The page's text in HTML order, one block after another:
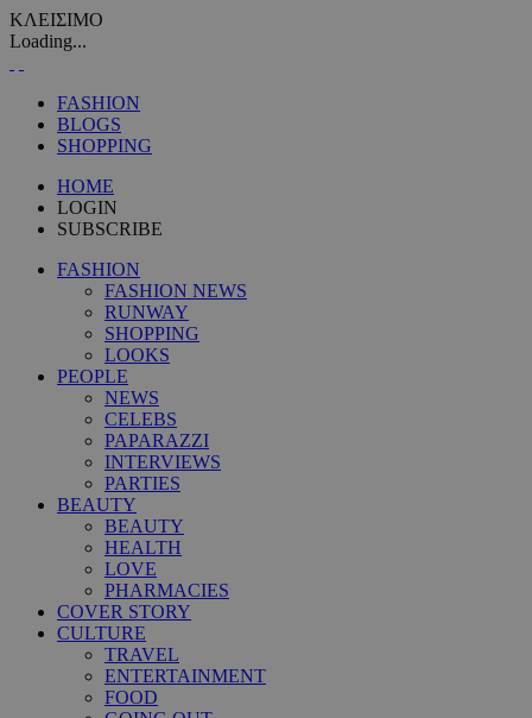
ΚΛΕΙΣΙΜΟ
Loading...
FASHION
BLOGS
SHOPPING
HOME
LOGIN
SUBSCRIBE
FASHION
FASHION NEWS
RUNWAY
SHOPPING
LOOKS
PEOPLE
NEWS
CELEBS
PAPARAZZI
INTERVIEWS
PARTIES
BEAUTY
BEAUTY
HEALTH
LOVE
PHARMACIES
COVER STORY
CULTURE
TRAVEL
ENTERTAINMENT
FOOD